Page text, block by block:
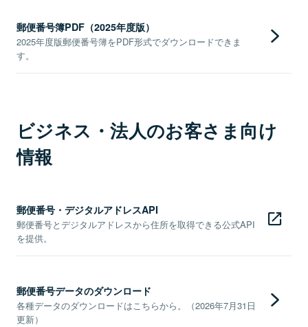
郵便番号簿PDF（2025年度版）
2025年度版郵便番号簿をPDF形式でダウンロードできま
す。
ビジネス・法人のお客さま向け
情報
郵便番号・デジタルアドレスAPI
郵便番号とデジタルアドレスから住所を取得できる公式API
を提供。
郵便番号データのダウンロード
各種データのダウンロードはこちらから。（2026年7月31日
更新）